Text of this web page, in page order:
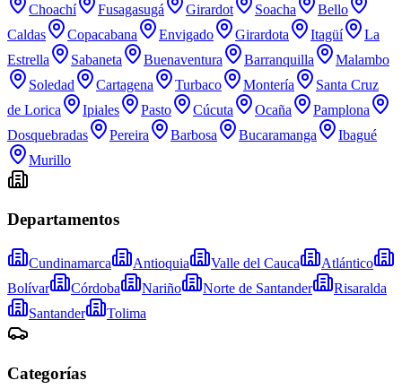
Choachí
Fusagasugá Girardot Soacha
Bello
Caldas
Copacabana Envigado Girardota Itagüí
La
Estrella
Sabaneta Buenaventura Barranquilla
Malambo
Soledad
Cartagena Turbaco Montería
Santa Cruz
de Lorica
Ipiales Pasto Cúcuta Ocaña
Pamplona
Dosquebradas
Pereira Barbosa Bucaramanga
Ibagué
Murillo
Departamentos
Cundinamarca Antioquia Valle del Cauca
Atlántico
Bolívar
Córdoba Nariño Norte de Santander
Risaralda
Santander
Tolima
Categorías